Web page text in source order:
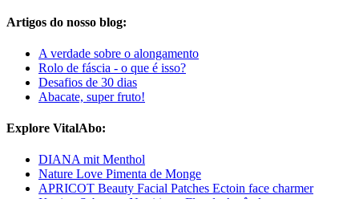
Artigos do nosso blog:
A verdade sobre o alongamento
Rolo de fáscia - o que é isso?
Desafios de 30 dias
Abacate, super fruto!
Explore VitalAbo:
DIANA mit Menthol
Nature Love Pimenta de Monge
APRICOT Beauty Facial Patches Ectoin face charmer